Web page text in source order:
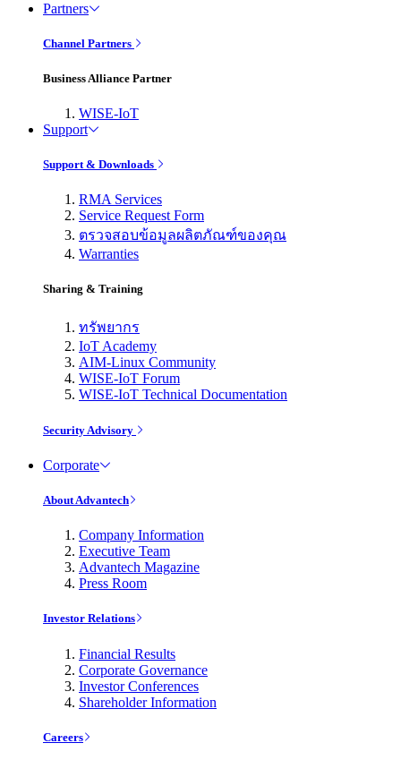
Partners
Channel Partners
Business Alliance Partner
WISE-IoT
Support
Support & Downloads
RMA Services
Service Request Form
ตรวจสอบข้อมูลผลิตภัณฑ์ของคุณ
Warranties
Sharing & Training
ทรัพยากร
IoT Academy
AIM-Linux Community
WISE-IoT Forum
WISE-IoT Technical Documentation
Security Advisory
Corporate
About Advantech
Company Information
Executive Team
Advantech Magazine
Press Room
Investor Relations
Financial Results
Corporate Governance
Investor Conferences
Shareholder Information
Careers